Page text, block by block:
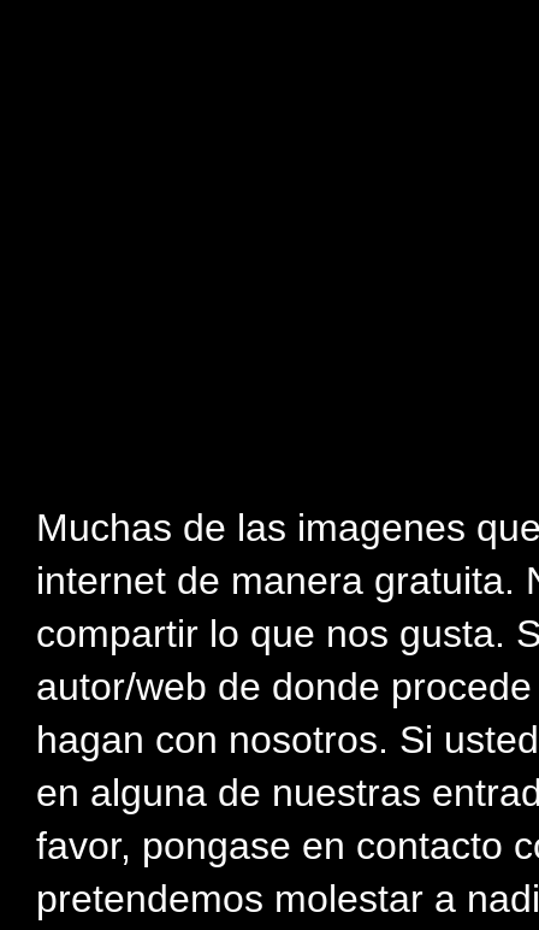
Muchas de las imagenes
internet de manera gratuita.
compartir lo que nos gusta.
autor/web de donde
hagan con nosotros. Si
en alguna de nuestras
favor, pongase en contacto
pretendemos molestar a